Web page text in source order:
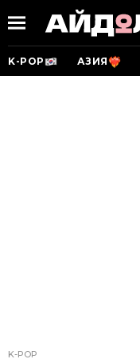
K-POP АЗИЯ
K-POP